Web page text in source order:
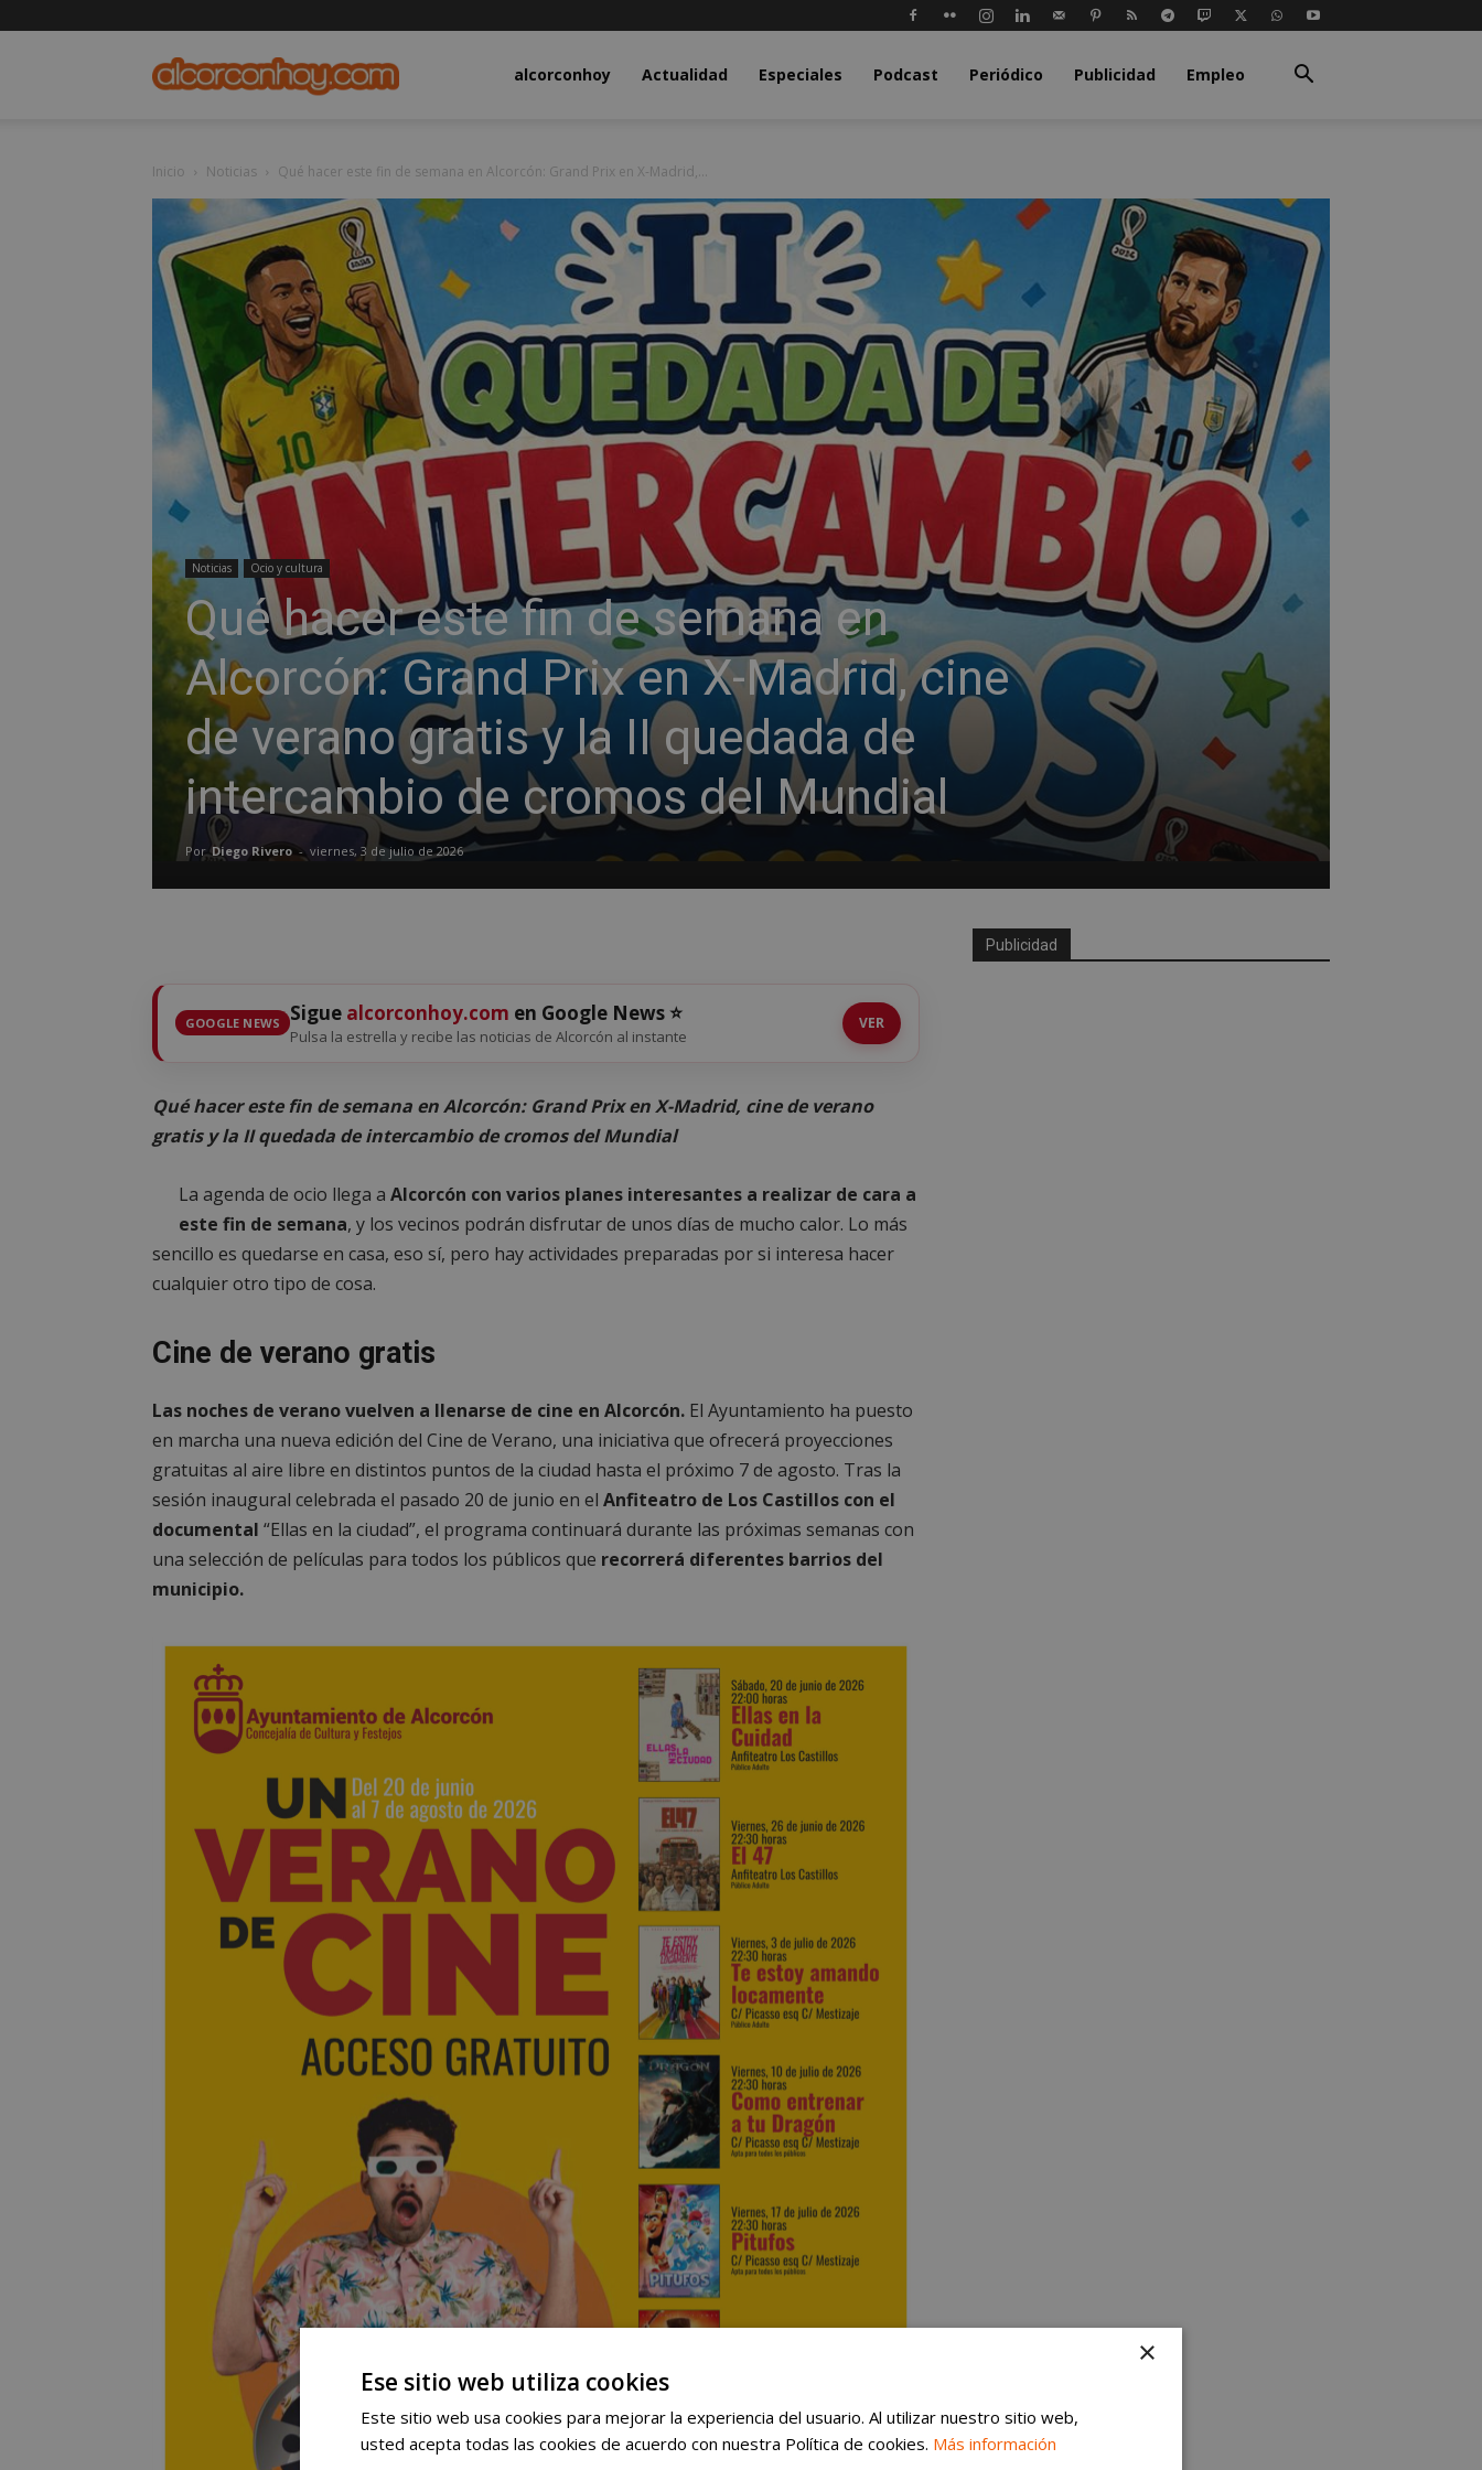
alcorconhoy.comalcorconhoy Actualidad Especiales Podcast Periódico Publicidad Empleo
Inicio Noticias Qué hacer este fin de semana en Alcorcón: Grand Prix en X-Madrid,...
Noticias Ocio y cultura
Qué hacer este fin de semana en
Alcorcón: Grand Prix en X-Madrid, cine
de verano gratis y la II quedada de
intercambio de cromos del Mundial
Por Diego Rivero - viernes, 3 de julio de 2026
GOOGLE NEWS Sigue alcorconhoy.com en Google News ⭐
Pulsa la estrella y recibe las noticias de Alcorcón al instante
VER
Qué hacer este fin de semana en Alcorcón: Grand Prix en X-Madrid, cine de verano
gratis y la II quedada de intercambio de cromos del Mundial
La agenda de ocio llega a Alcorcón con varios planes interesantes a realizar de cara a
este fin de semana, y los vecinos podrán disfrutar de unos días de mucho calor. Lo más
sencillo es quedarse en casa, eso sí, pero hay actividades preparadas por si interesa hacer
cualquier otro tipo de cosa.
Cine de verano gratis
Las noches de verano vuelven a llenarse de cine en Alcorcón. El Ayuntamiento ha puesto
en marcha una nueva edición del Cine de Verano, una iniciativa que ofrecerá proyecciones
gratuitas al aire libre en distintos puntos de la ciudad hasta el próximo 7 de agosto. Tras la
sesión inaugural celebrada el pasado 20 de junio en el Anfiteatro de Los Castillos con el
documental “Ellas en la ciudad”, el programa continuará durante las próximas semanas con
una selección de películas para todos los públicos que recorrerá diferentes barrios del
municipio.
Publicidad
×
Ese sitio web utiliza cookies
Este sitio web usa cookies para mejorar la experiencia del usuario. Al utilizar nuestro sitio web,
usted acepta todas las cookies de acuerdo con nuestra Política de cookies. Más información